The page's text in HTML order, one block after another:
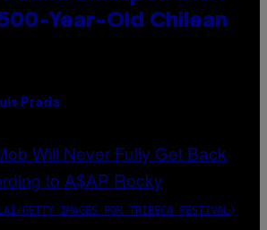
Year-Old Chilean
Prada
GETTY IMAGES FOR TRIBECA FESTIVAL)